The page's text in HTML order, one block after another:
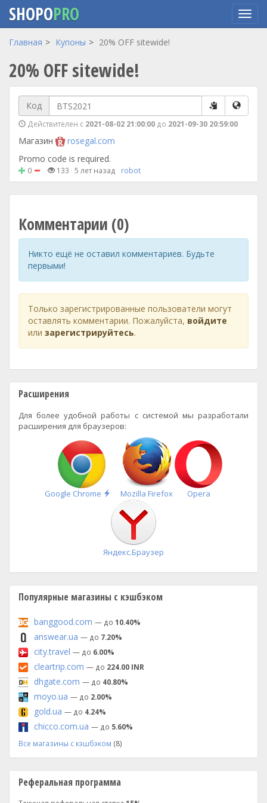
Перейти
основному
содержанию
SHOPOPRO
Главная Купоны 20% OFF sitewide!
20% OFF sitewide!
Код
Действителен с 2021-08-02 21:00:00 до 2021-09-30 20:59:00
Магазин
rosegal.com
Promo code is required.
0 133 5 лет назад robot
Комментарии (0)
Никто ещё не оставил комментариев. Будьте
первыми!
Только зарегистрированные пользователи могут
оставлять комментарии. Пожалуйста, войдите
или зарегистрируйтесь.
Расширения
Для более удобной работы с системой мы разработали
расширения для браузеров:
Google Chrome
Быстрая
установка
Mozilla Firefox Opera
Яндекс.Браузер
Популярные магазины с кэшбэком
banggood.com — до 10.40%
answear.ua — до 7.20%
city.travel — до 6.00%
cleartrip.com — до 224.00 INR
dhgate.com — до 40.80%
moyo.ua — до 2.00%
gold.ua — до 4.24%
chicco.com.ua — до 5.60%
Все магазины с кэшбэком (8)
Реферальная программа